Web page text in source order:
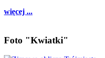
więcej ...
Foto "Kwiatki"